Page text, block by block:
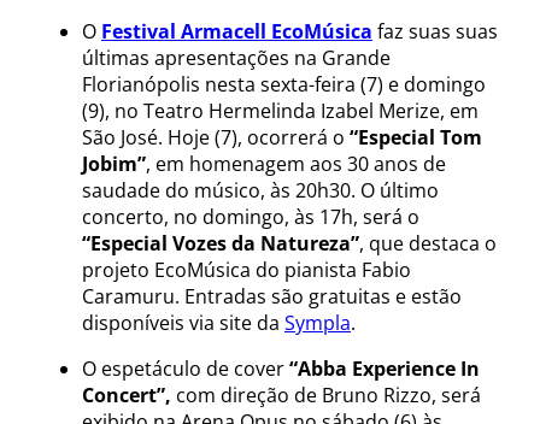
O Festival Armacell EcoMúsica faz suas suas
últimas apresentações na Grande
Florianópolis nesta sexta-feira (7) e domingo
(9), no Teatro Hermelinda Izabel Merize, em
São José. Hoje (7), ocorrerá o “Especial Tom
Jobim”, em homenagem aos 30 anos de
saudade do músico, às 20h30. O último
concerto, no domingo, às 17h, será o
“Especial Vozes da Natureza”, que destaca o
projeto EcoMúsica do pianista Fabio
Caramuru. Entradas são gratuitas e estão
disponíveis via site da Sympla.
O espetáculo de cover“Abba Experience In
Concert”, com direção de Bruno Rizzo, será